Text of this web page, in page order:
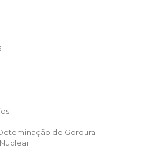
de Gordura